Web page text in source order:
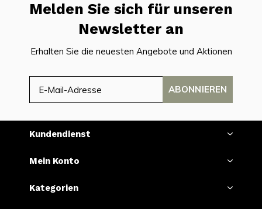
Melden Sie sich für unseren
Newsletter an
Erhalten Sie die neuesten Angebote und Aktionen
ABONNIEREN
Kundendienst
Mein Konto
Kategorien